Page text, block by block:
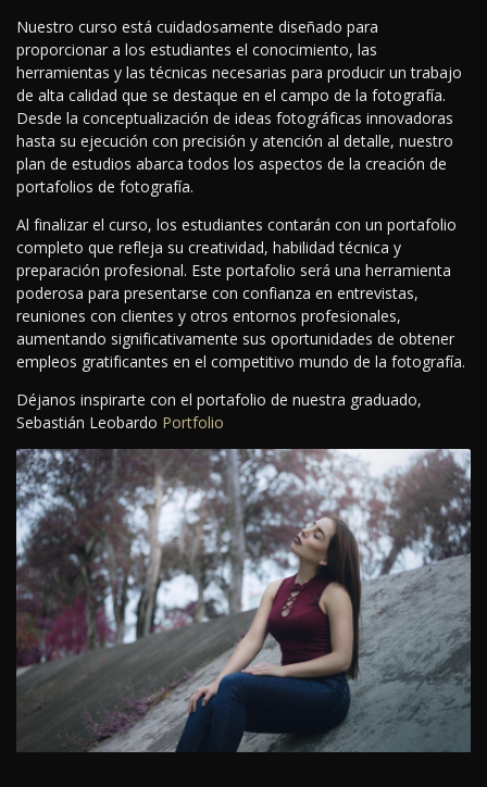
Nuestro curso está cuidadosamente diseñado para
proporcionar a los estudiantes el conocimiento, las
herramientas y las técnicas necesarias para producir un trabajo
de alta calidad que se destaque en el campo de la fotografía.
Desde la conceptualización de ideas fotográficas innovadoras
hasta su ejecución con precisión y atención al detalle, nuestro
plan de estudios abarca todos los aspectos de la creación de
portafolios de fotografía.
Al finalizar el curso, los estudiantes contarán con un portafolio
completo que refleja su creatividad, habilidad técnica y
preparación profesional. Este portafolio será una herramienta
poderosa para presentarse con confianza en entrevistas,
reuniones con clientes y otros entornos profesionales,
aumentando significativamente sus oportunidades de obtener
empleos gratificantes en el competitivo mundo de la fotografía.
Déjanos inspirarte con el portafolio de nuestra graduado,
Sebastián Leobardo Portfolio